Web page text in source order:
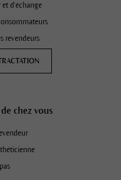
d'échange
revendeurs
chez vous